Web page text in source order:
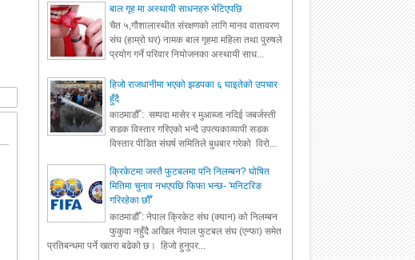
बाल गृह मा अस्थायी साधनहरु भेटिएपछि
चैत ५,गौशालास्थीत संरक्षणको लागि मानव वातावरण
संघ (हाम्रो घर) नामक बाल गृहमा महिला तथा पुरुषले
प्रयोग गर्ने परिवार नियोजनका अस्थायी साध...
हिजो राजधानीमा भएको झडपका ६ घाइतेको उपचार
हुँदै
काठमाडौँ : सम्पदा मासेर र मुआब्जा नदिई जबर्जस्ती
सडक विस्तार गरिएको भन्दै उपत्यकाव्यापी सडक
विस्तार पीडित संघर्ष समितिले बुधबार गरेको विरो...
क्रिकेटमा जस्तै फुटबलमा पनि निलम्बन? घोषित
मितिमा चुनाव नभएपछि फिफा भन्छ- 'मनिटरिङ
गरिरहेका छौँ'
काठमाडौँ : नेपाल क्रिकेट संघ (क्यान) को निलम्बन
फुकुवा नहुँदै अखिल नेपाल फुटबल संघ (एन्फा) समेत
प्रतिबन्धमा पर्ने खतरा बढेको छ। हिजो हुनुपर...